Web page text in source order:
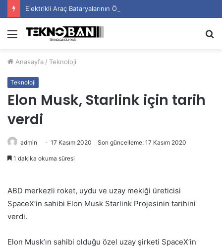
Elektrikli Araç Bataryalarının Ömrü Nasıl Uzatılır?
Menü
Anasayfa / Teknoloji
Teknoloji
Elon Musk, Starlink için tarih
verdi
admin 17 Kasım 2020 Son güncelleme: 17 Kasım 2020
1 dakika okuma süresi
ABD merkezli roket, uydu ve uzay mekiği üreticisi
SpaceX’in sahibi Elon Musk Starlink Projesinin tarihini
verdi.
Elon Musk’ın sahibi olduğu özel uzay şirketi SpaceX’in